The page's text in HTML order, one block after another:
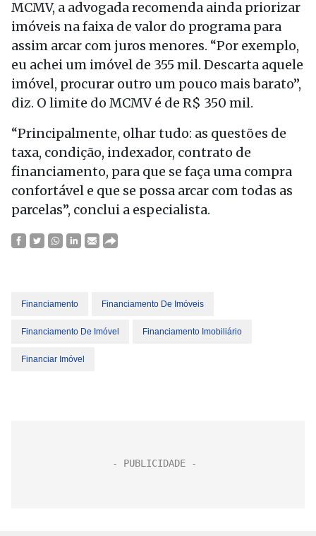
MCMV, a advogada recomenda ainda priorizar
imóveis na faixa de valor do programa para
assim arcar com juros menores. “Por exemplo,
eu achei um imóvel de 355 mil. Descarta aquele
imóvel, procurar outro um pouco mais barato”,
diz. O limite do MCMV é de R$ 350 mil.
“Principalmente, olhar tudo: as questões de
taxa, condição, indexador, contrato de
financiamento, para que se faça uma compra
confortável e que se possa arcar com todas as
parcelas”, conclui a especialista.
Financiamento Financiamento De Imóveis
Financiamento De Imóvel Financiamento Imobiliário
Financiar Imóvel